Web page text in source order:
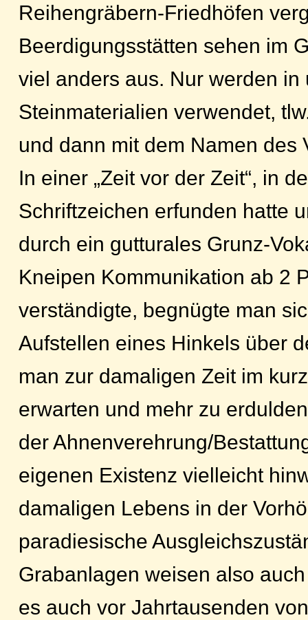
Reihengräbern-Friedhöfen
Beerdigungsstätten sehen im
viel anders aus. Nur werden in
Steinmaterialien verwendet,
und dann mit dem Namen des
In einer „Zeit vor der Zeit“, in
Schriftzeichen erfunden hatte
durch ein gutturales Grunz-
Kneipen Kommunikation ab 2
verständigte, begnügte man
Aufstellen eines Hinkels über
man zur damaligen Zeit im
erwarten und mehr zu
der Ahnenverehrung/
eigenen Existenz vielleicht
damaligen Lebens in der
paradiesische
Grabanlagen weisen also
es auch vor Jahrtausenden